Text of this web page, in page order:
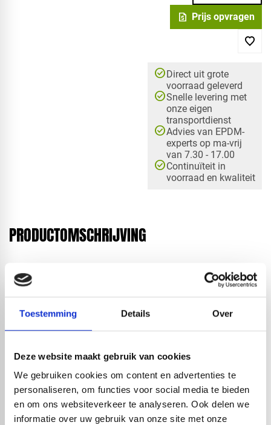
Toestemming Details Over
Deze website maakt gebruik van cookies
We gebruiken cookies om content en advertenties te
personaliseren, om functies voor social media te bieden
en om ons websiteverkeer te analyseren. Ook delen we
informatie over uw gebruik van onze site met onze
request_quote Prijs opvragen
check_circleDirect uit grote
voorraad geleverd
check_circleSnelle levering met
onze eigen
transportdienst
check_circleAdvies van EPDM-
experts op ma-vrij
van 7.30 - 17.00
check_circleContinuïteit in
voorraad en kwaliteit
PRODUCTOMSCHRIJVING
benodigdheden om een dak waterdicht te maken. In deze
pakketten is er keuze tussen vele afmetingen, en is er
variatie tussen een stadsuitloop of een onderuitloop en
tussen contact- of bodemlijm. Bij het bestellen van het
hoeveelheid lijm geleverd zodat u niks te kort komt. Met
een compleet pakket kan elke doe-het-zelver aan de slag
met EPDM-dakbedekking. Wij raden aan om circa 30 cm
rondom extra op te tellen bij de netto dakmaat i.v.m. de
opstaande randen bij het dak, wat zorgt voor overlapping.